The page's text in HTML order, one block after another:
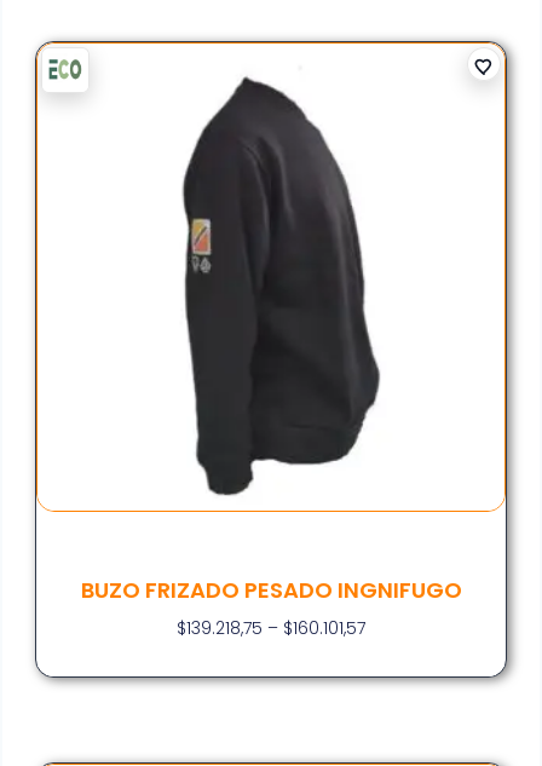
BUZO FRIZADO PESADO INGNIFUGO
$139.218,75 – $160.101,57